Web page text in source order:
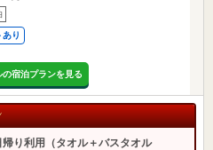
あり
宿泊プランを見る
帰り利用（タオル＋バスタオル